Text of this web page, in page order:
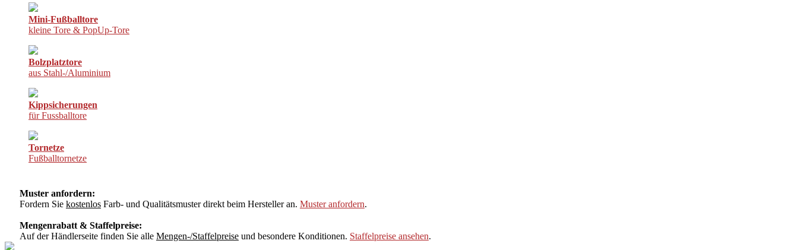
Mini-Fußballtore
kleine Tore & PopUp-Tore
Bolzplatztore
aus Stahl-/Aluminium
Kippsicherungen
für Fussballtore
Tornetze
Fußballtornetze
Muster anfordern:
Fordern Sie kostenlos Farb- und Qualitätsmuster direkt beim Hersteller an. Muster anfordern.
Mengenrabatt & Staffelpreise:
Auf der Händlerseite finden Sie alle Mengen-/Staffelpreise und besondere Konditionen. Staffelpreise ansehen.